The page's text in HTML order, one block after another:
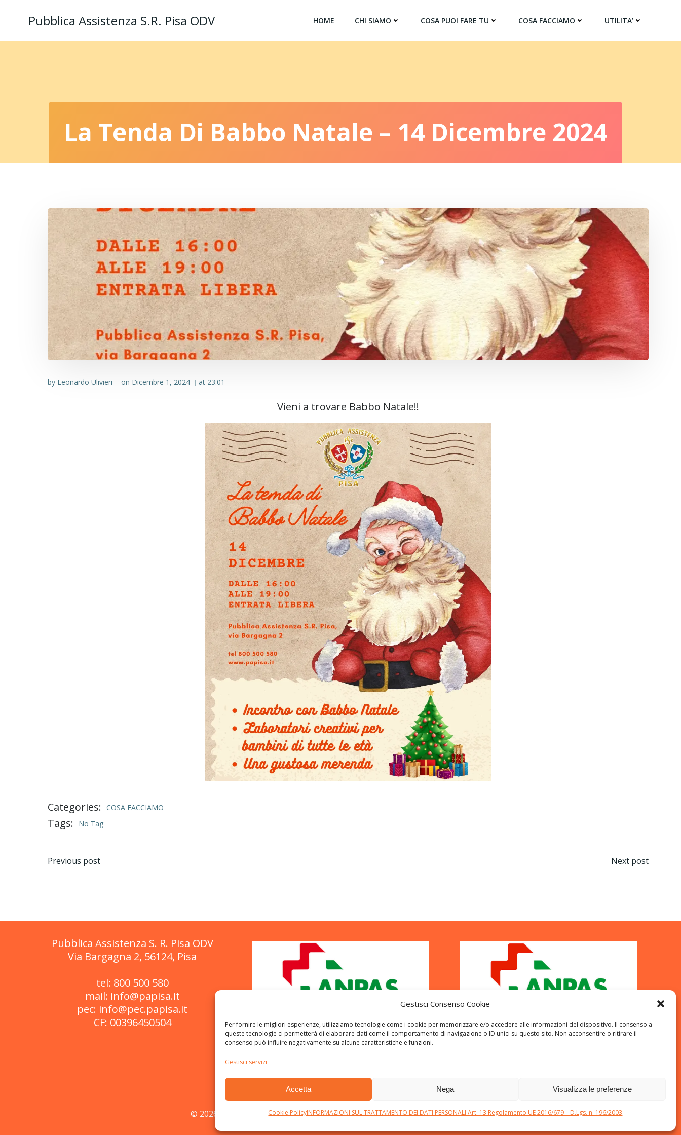
Gestisci Consenso Cookie
Per fornire le migliori esperienze, utilizziamo tecnologie come i cookie per memorizzare e/o accedere alle informazioni del dispositivo. Il consenso a
queste tecnologie ci permetterà di elaborare dati come il comportamento di navigazione o ID unici su questo sito. Non acconsentire o ritirare il
consenso può influire negativamente su alcune caratteristiche e funzioni.
Gestisci servizi
Accetta Nega Visualizza le preferenze
Cookie PolicyINFORMAZIONI SUL TRATTAMENTO DEI DATI PERSONALI Art. 13 Regolamento UE 2016/679 – D.Lgs. n. 196/2003
Pubblica Assistenza S.R. Pisa ODV HOME CHI SIAMO COSA PUOI FARE TU COSA FACCIAMO UTILITA’
La Tenda Di Babbo Natale – 14 Dicembre 2024
by Leonardo Ulivieri | on Dicembre 1, 2024 | at 23:01
Vieni a trovare Babbo Natale!!
Categories: COSA FACCIAMO
Tags: No Tag
Post
Previous post Next post
Pubblica Assistenza S. R. Pisa ODV
Via Bargagna 2, 56124, Pisa
tel: 800 500 580
mail: info@papisa.it
pec: info@pec.papisa.it
CF: 00396450504
© 2026 Pubblica Assistenza S.R. Pisa ODV. Created using WordPress andColibri